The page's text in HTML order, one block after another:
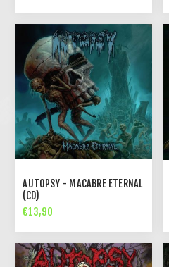
AUTOPSY - MACABRE ETERNAL
(CD)
€13,90